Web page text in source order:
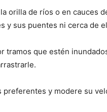
orilla de ríos o en cauces
y sus puentes ni cerca de
tramos que estén
preferentes y modere su